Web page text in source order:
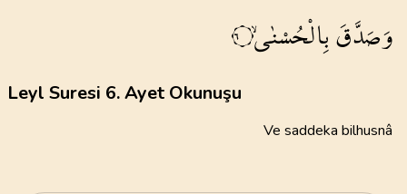
وَصَدَّقَبِالْحُسْنٰىۙ ٦
Leyl Suresi 6. Ayet Okunuşu
Ve saddeka bilhusnâ